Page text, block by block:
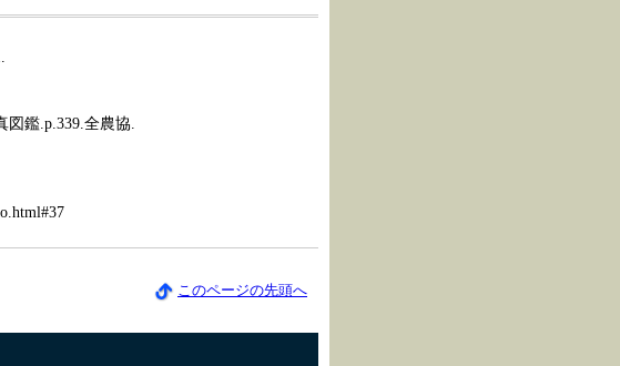
鑑.p.339.全農協.
このページの先頭へ